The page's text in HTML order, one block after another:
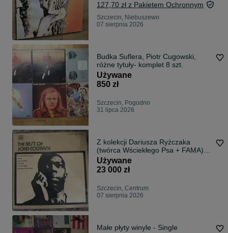
127,70 zł z Pakietem Ochronnym
Szczecin, Niebuszewo
07 sierpnia 2026
Budka Suflera, Piotr Cugowski,
różne tytuły- komplet 8 szt.
Używane
850 zł
Szczecin, Pogodno
31 lipca 2026
Z kolekcji Dariusza Ryżczaka
(twórca Wściekłego Psa + FAMA) –
ponad 1000 winyli!
Używane
23 000 zł
Szczecin, Centrum
07 sierpnia 2026
Małe płyty winyle - Single